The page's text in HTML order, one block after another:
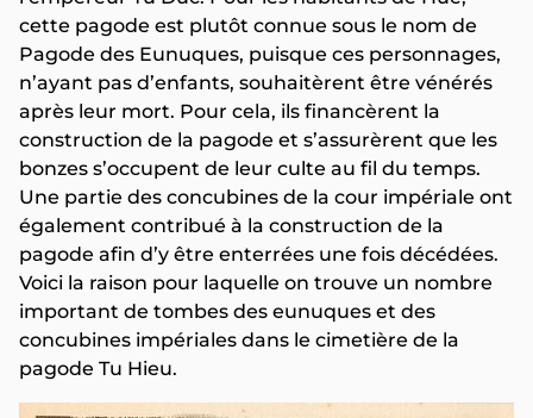
cette pagode est plutôt connue sous le nom de
Pagode des Eunuques, puisque ces personnages,
n’ayant pas d’enfants, souhaitèrent être vénérés
après leur mort. Pour cela, ils financèrent la
construction de la pagode et s’assurèrent que les
bonzes s’occupent de leur culte au fil du temps.
Une partie des concubines de la cour impériale ont
également contribué à la construction de la
pagode afin d’y être enterrées une fois décédées.
Voici la raison pour laquelle on trouve un nombre
important de tombes des eunuques et des
concubines impériales dans le cimetière de la
pagode Tu Hieu.